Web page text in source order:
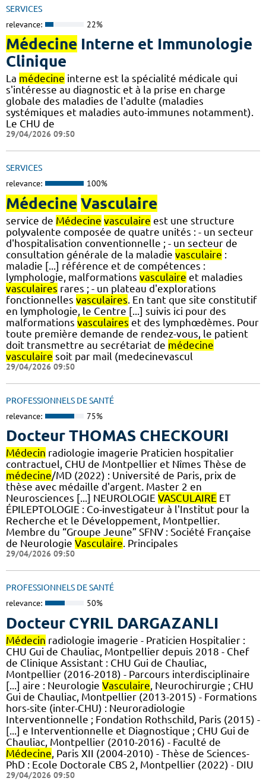
SERVICES
relevance: 22%
Médecine Interne et Immunologie
Clinique
La médecine interne est la spécialité médicale qui
s'intéresse au diagnostic et à la prise en charge
globale des maladies de l'adulte (maladies
systémiques et maladies auto-immunes notamment).
Le CHU de
29/04/2026 09:50
SERVICES
relevance: 100%
Médecine Vasculaire
service de Médecine vasculaire est une structure
polyvalente composée de quatre unités : - un secteur
d'hospitalisation conventionnelle ; - un secteur de
consultation générale de la maladie vasculaire :
maladie [...] référence et de compétences :
lymphologie, malformations vasculaire et maladies
vasculaires rares ; - un plateau d'explorations
fonctionnelles vasculaires. En tant que site constitutif
en lymphologie, le Centre [...] suivis ici pour des
malformations vasculaires et des lymphœdèmes. Pour
toute première demande de rendez-vous, le patient
doit transmettre au secrétariat de médecine
vasculaire soit par mail (medecinevascul
29/04/2026 09:50
PROFESSIONNELS DE SANTÉ
relevance: 75%
Docteur THOMAS CHECKOURI
Médecin radiologie imagerie Praticien hospitalier
contractuel, CHU de Montpellier et Nîmes Thèse de
médecine/MD (2022) : Université de Paris, prix de
thèse avec médaille d'argent. Master 2 en
Neurosciences [...] NEUROLOGIE VASCULAIRE ET
ÉPILEPTOLOGIE : Co-investigateur à l'Institut pour la
Recherche et le Développement, Montpellier.
Membre du “Groupe Jeune” SFNV : Société Française
de Neurologie Vasculaire. Principales
29/04/2026 09:50
PROFESSIONNELS DE SANTÉ
relevance: 50%
Docteur CYRIL DARGAZANLI
Médecin radiologie imagerie - Praticien Hospitalier :
CHU Gui de Chauliac, Montpellier depuis 2018 - Chef
de Clinique Assistant : CHU Gui de Chauliac,
Montpellier (2016-2018) - Parcours interdisciplinaire
[...] aire : Neurologie Vasculaire, Neurochirurgie ; CHU
Gui de Chauliac, Montpellier (2013-2015) - Formations
hors-site (inter-CHU) : Neuroradiologie
Interventionnelle ; Fondation Rothschild, Paris (2015) -
[...] e Interventionnelle et Diagnostique ; CHU Gui de
Chauliac, Montpellier (2010-2016) - Faculté de
Médecine, Paris XII (2004-2010) - Thèse de Sciences-
PhD : Ecole Doctorale CBS 2, Montpellier (2022) - DIU
29/04/2026 09:50